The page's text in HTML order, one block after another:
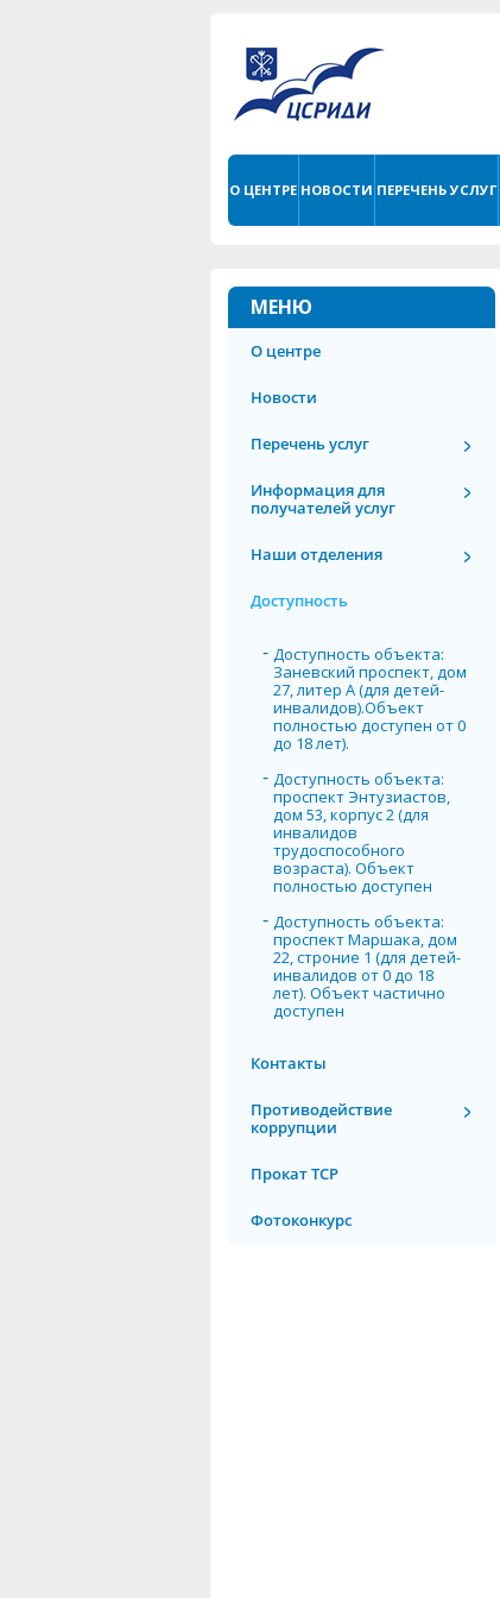
О ЦЕНТРЕ НОВОСТИ ПЕРЕЧЕНЬ УСЛУГ
МЕНЮ
О центре
Новости
Перечень услуг
Информация для
получателей услуг
Наши отделения
Доступность
Доступность объекта:
Заневский проспект, дом
27, литер А (для детей-
инвалидов).Объект
полностью доступен от 0
до 18 лет).
Доступность объекта:
проспект Энтузиастов,
дом 53, корпус 2 (для
инвалидов
трудоспособного
возраста). Объект
полностью доступен
Доступность объекта:
проспект Маршака, дом
22, строние 1 (для детей-
инвалидов от 0 до 18
лет). Объект частично
доступен
Контакты
Противодействие
коррупции
Прокат ТСР
Фотоконкурс